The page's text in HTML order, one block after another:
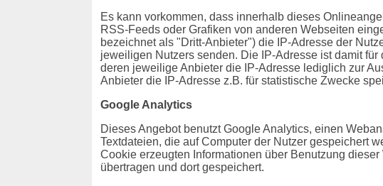
Es kann vorkommen, dass innerhalb dieses
RSS-Feeds oder Grafiken von anderen Webseiten
bezeichnet als "Dritt-Anbieter") die IP-Adresse der
jeweiligen Nutzers senden. Die IP-Adresse ist damit
deren jeweilige Anbieter die IP-Adresse lediglich zur
Anbieter die IP-Adresse z.B. für statistische Zwecke
Google Analytics
Dieses Angebot benutzt Google Analytics, einen
Textdateien, die auf Computer der Nutzer gespeichert
Cookie erzeugten Informationen über Benutzung
übertragen und dort gespeichert.